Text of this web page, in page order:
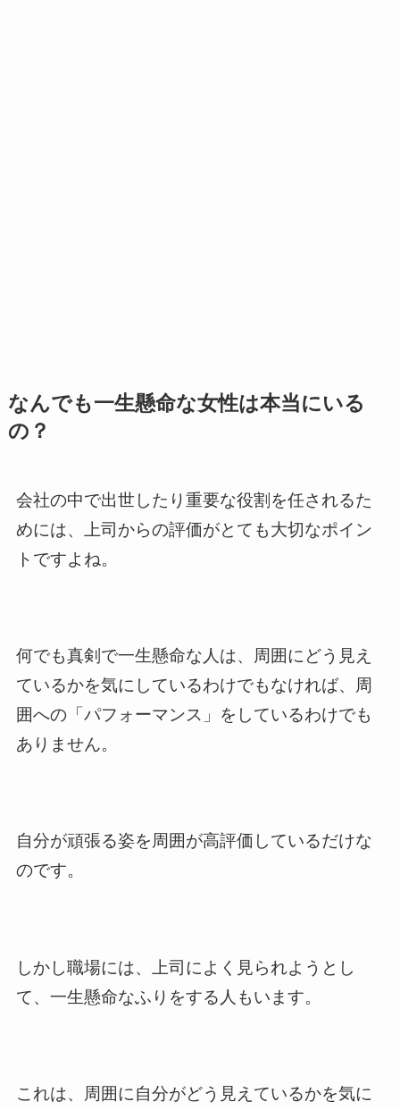
なんでも一生懸命な女性は本当にいる
の？
会社の中で出世したり重要な役割を任されるた
めには、上司からの評価がとても大切なポイン
トですよね。
何でも真剣で一生懸命な人は、周囲にどう見え
ているかを気にしているわけでもなければ、周
囲への「パフォーマンス」をしているわけでも
ありません。
自分が頑張る姿を周囲が高評価しているだけな
のです。
しかし職場には、上司によく見られようとし
て、一生懸命なふりをする人もいます。
これは、周囲に自分がどう見えているかを気に